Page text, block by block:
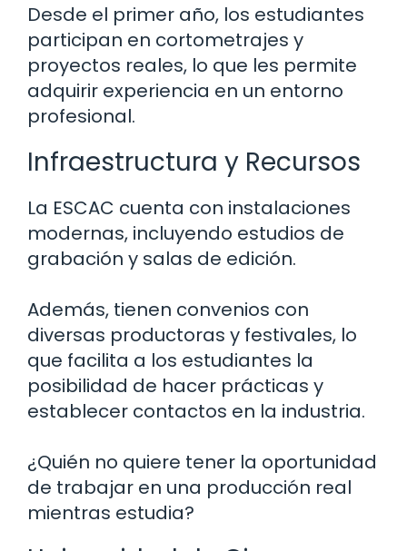
Desde el primer año, los estudiantes
participan en cortometrajes y
proyectos reales, lo que les permite
adquirir experiencia en un entorno
profesional.
Infraestructura y Recursos
La ESCAC cuenta con instalaciones
modernas, incluyendo estudios de
grabación y salas de edición.
Además, tienen convenios con
diversas productoras y festivales, lo
que facilita a los estudiantes la
posibilidad de hacer prácticas y
establecer contactos en la industria.
¿Quién no quiere tener la oportunidad
de trabajar en una producción real
mientras estudia?